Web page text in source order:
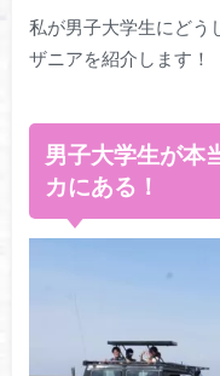
私が男子大学生にどう
ザニアを紹介します！
男子大学生が本
カにある！